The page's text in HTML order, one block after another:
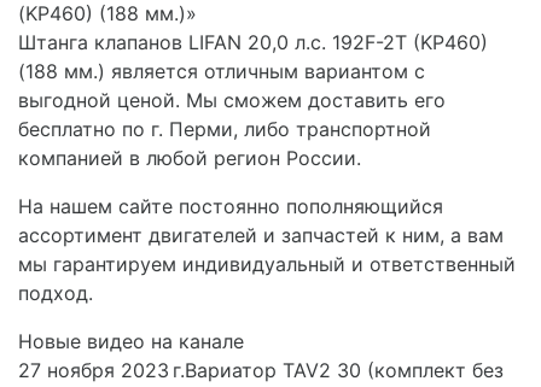
(KP460) (188 мм.)»
Штанга клапанов LIFAN 20,0 л.с. 192F-2T (KP460)
(188 мм.) является отличным вариантом с
выгодной ценой. Мы сможем доставить его
бесплатно по г. Перми, либо транспортной
компанией в любой регион России.
На нашем сайте постоянно пополняющийся
ассортимент двигателей и запчастей к ним, а вам
мы гарантируем индивидуальный и ответственный
подход.
Новые видео на канале
27 ноября 2023 г.Вариатор TAV2 30 (комплект без